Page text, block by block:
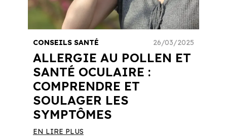
ALLERGIE AU POLLEN ET
SANTÉ OCULAIRE :
COMPRENDRE ET
SOULAGER LES
SYMPTÔMES
CONSEILS SANTÉ 26/03/2025
EN LIRE PLUS